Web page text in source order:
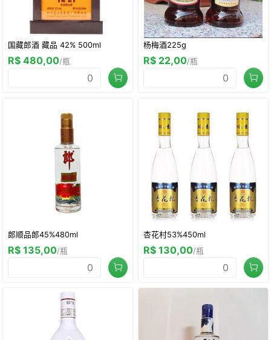
国藏郎酒 藏品 42% 500ml
R$ 480,00/瓶
杨梅酒225g
R$ 22,00/瓶
郎顺品郎45%480ml
R$ 135,00/瓶
杏花村53%450ml
R$ 130,00/瓶